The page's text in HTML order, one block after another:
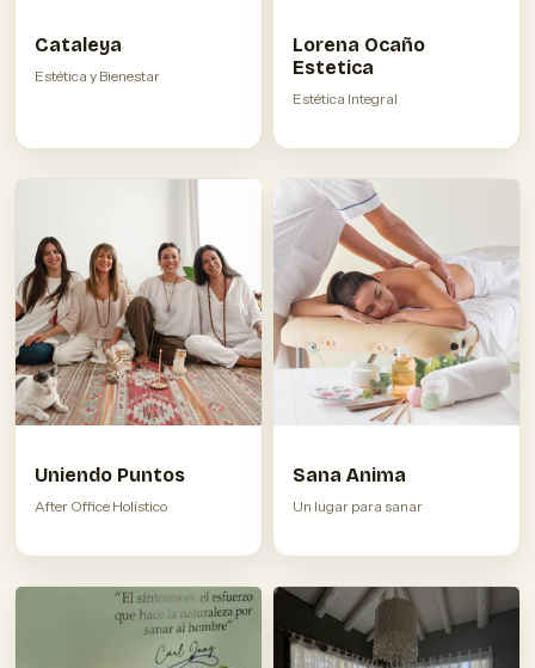
Cataleya
Estética y Bienestar
Lorena Ocaño
Estetica
Estética Integral
Uniendo Puntos
After Office Holístico
Sana Anima
Un lugar para sanar